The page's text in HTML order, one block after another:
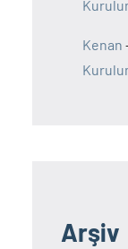
Kenan
Arşiv